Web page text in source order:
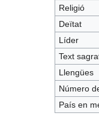
Religió
Deïtat
Líder
Text
Llengües
Número
País en